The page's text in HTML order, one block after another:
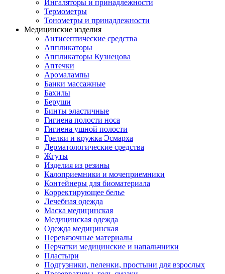
Ингаляторы и принадлежности
Термометры
Тонометры и принадлежности
Медицинские изделия
Антисептические средства
Аппликаторы
Аппликаторы Кузнецова
Аптечки
Аромалампы
Банки массажные
Бахилы
Беруши
Бинты эластичные
Гигиена полости носа
Гигиена ушной полости
Грелки и кружка Эсмарха
Дерматологические средства
Жгуты
Изделия из резины
Калоприемники и мочеприемники
Контейнеры для биоматериала
Корректирующее белье
Лечебная одежда
Маска медицинская
Медицинская одежда
Одежда медицинская
Перевязочные материалы
Перчатки медицинские и напальчники
Пластыри
Подгузники, пеленки, простыни для взрослых